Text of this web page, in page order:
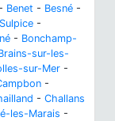
- Benet - Besné -
-
- Bonchamp-
sur-les-
sur-Mer -
-
- Challans
les-Marais -